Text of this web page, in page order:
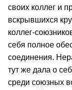
своих коллег и
вскрывшихся
коллег-
себя полное
соединения.
тут же дала о
среди союзных